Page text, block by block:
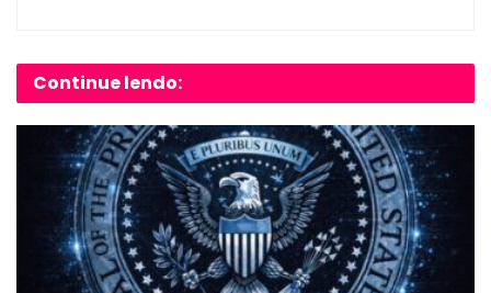
Continue lendo: